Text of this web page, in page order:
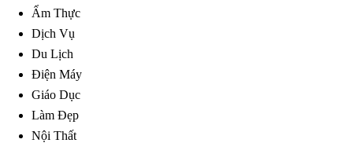
Ẩm Thực
Dịch Vụ
Du Lịch
Điện Máy
Giáo Dục
Làm Đẹp
Nội Thất